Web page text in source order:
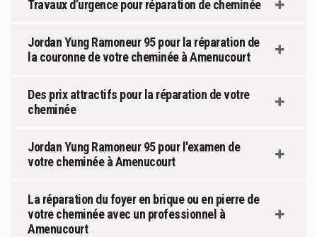
Travaux d’urgence pour réparation de cheminée
Jordan Yung Ramoneur 95 pour la réparation de
la couronne de votre cheminée à Amenucourt
Des prix attractifs pour la réparation de votre
cheminée
Jordan Yung Ramoneur 95 pour l'examen de
votre cheminée à Amenucourt
La réparation du foyer en brique ou en pierre de
votre cheminée avec un professionnel à
Amenucourt